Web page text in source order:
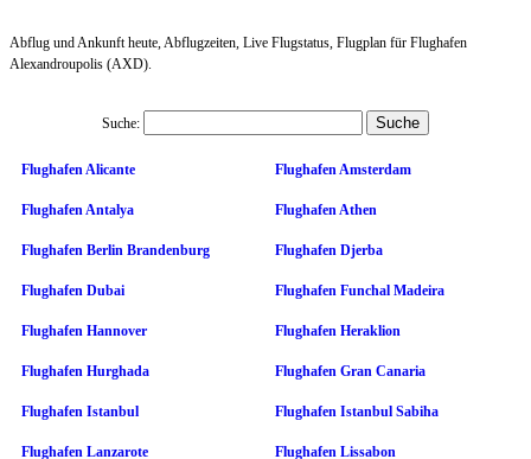
Abflug und Ankunft heute, Abflugzeiten, Live Flugstatus, Flugplan für Flughafen
Alexandroupolis (AXD).
Suche:
Flughafen Alicante Flughafen Amsterdam
Flughafen Antalya Flughafen Athen
Flughafen Berlin Brandenburg Flughafen Djerba
Flughafen Dubai Flughafen Funchal Madeira
Flughafen Hannover Flughafen Heraklion
Flughafen Hurghada Flughafen Gran Canaria
Flughafen Istanbul Flughafen Istanbul Sabiha
Flughafen Lanzarote Flughafen Lissabon